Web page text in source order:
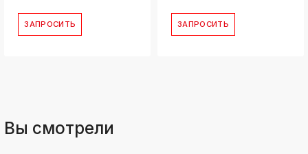
ЗАПРОСИТЬ ЗАПРОСИТЬ
Вы смотрели